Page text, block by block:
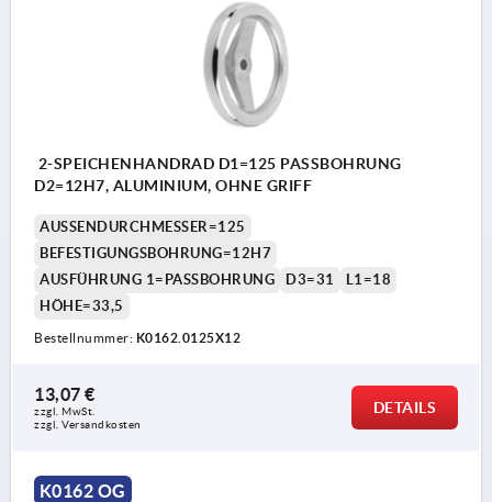
2-SPEICHENHANDRAD D1=125 PASSBOHRUNG
D2=12H7, ALUMINIUM, OHNE GRIFF
AUSSENDURCHMESSER=125
BEFESTIGUNGSBOHRUNG=12H7
AUSFÜHRUNG 1=PASSBOHRUNG
D3=31
L1=18
HÖHE=33,5
Bestellnummer: K0162.0125X12
13,07 €
zzgl. MwSt.
zzgl. Versandkosten
DETAILS
K0162 OG